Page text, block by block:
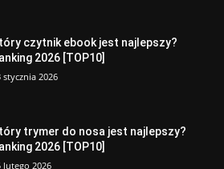
czytnik ebook jest najlepszy?
2026 [TOP10]
stycznia 2026
trymer do nosa jest najlepszy?
2026 [TOP10]
lutego 2026